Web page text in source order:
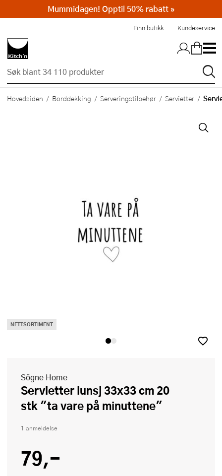
Finn butikk Kundeservice
Hovedsiden Borddekking Serveringstilbehør Servietter
NETTSORTIMENT
Sögne Home
Servietter lunsj 33x33 cm 20
stk "ta vare på minuttene"
1 anmeldelse
79,-
Mummidagen! Opptil 50% rabatt »